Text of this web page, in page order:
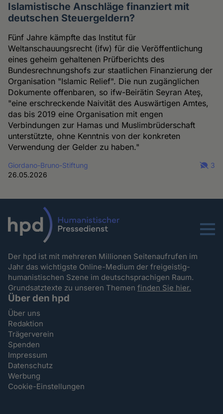
Islamistische Anschläge finanziert mit
deutschen Steuergeldern?
Fünf Jahre kämpfte das Institut für
Weltanschauungsrecht (ifw) für die Veröffentlichung
eines geheim gehaltenen Prüfberichts des
Bundesrechnungshofs zur staatlichen Finanzierung der
Organisation "Islamic Relief". Die nun zugänglichen
Dokumente offenbaren, so ifw-Beirätin Seyran Ateş,
"eine erschreckende Naivität des Auswärtigen Amtes,
das bis 2019 eine Organisation mit engen
Verbindungen zur Hamas und Muslimbrüderschaft
unterstützte, ohne Kenntnis von der konkreten
Verwendung der Gelder zu haben."
Giordano-Bruno-Stiftung
26.05.2026
3
Menu
Der hpd ist mit mehreren Millionen Seitenaufrufen im
Jahr das wichtigste Online-Medium der freigeistig-
humanistischen Szene im deutschsprachigen Raum.
Grundsatztexte zu unseren Themenfinden Sie hier.
Über den hpd
Über uns
Redaktion
Trägerverein
Spenden
Impressum
Datenschutz
Werbung
Cookie-Einstellungen